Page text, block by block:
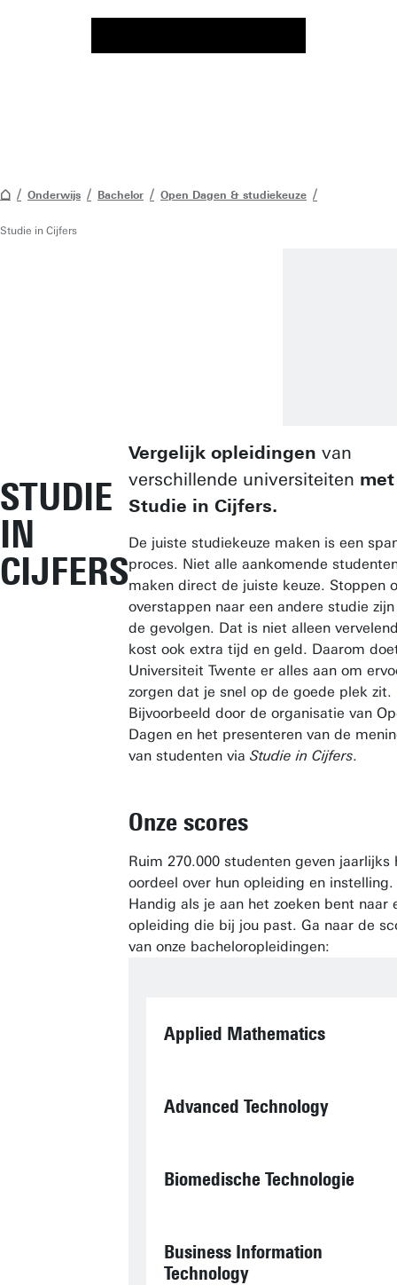
Onderwijs Bachelor Open Dagen & studiekeuze
Studie in Cijfers
STUDIE
IN
CIJFERS
Vergelijk opleidingen van
verschillende universiteiten met
Studie in Cijfers.
De juiste studiekeuze maken is een
proces. Niet alle aankomende
maken direct de juiste keuze. Stoppen
overstappen naar een andere studie
de gevolgen. Dat is niet alleen
kost ook extra tijd en geld. Daarom
Universiteit Twente er alles aan om
zorgen dat je snel op de goede plek zit.
Bijvoorbeeld door de organisatie van
Dagen en het presenteren van de
van studenten via Studie in Cijfers.
Onze scores
Ruim 270.000 studenten geven jaarlijks
oordeel over hun opleiding en instelling.
Handig als je aan het zoeken bent naar
opleiding die bij jou past. Ga naar de
van onze bacheloropleidingen:
Applied Mathematics
Advanced Technology
Biomedische Technologie
Business Information
Technology